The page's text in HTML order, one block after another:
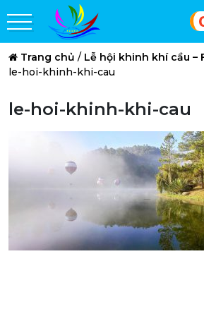
Trang chủ / Lễ hội khinh khí cầu –
le-hoi-khinh-khi-cau
le-hoi-khinh-khi-cau